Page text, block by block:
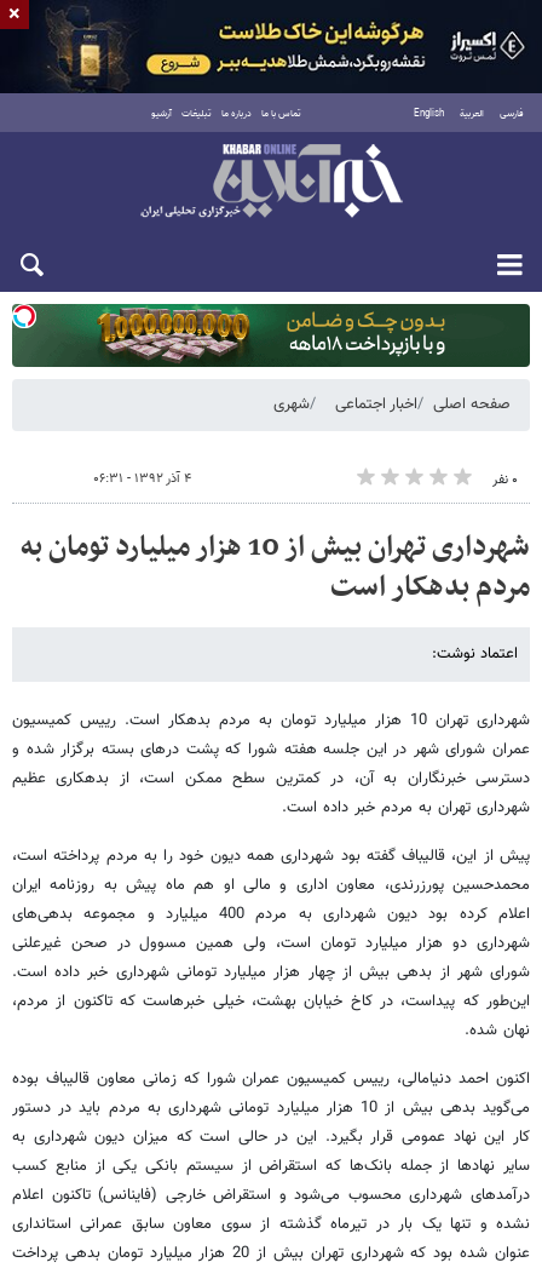
فارسی العربية English تماس با ما درباره ما تبلیغات آرشیو
یکشنبه ۱۸ مرداد ۱۴۰۵
صفحه اصلی اخبار اجتماعی شهری
۰ نفر ۴ آذر ۱۳۹۲ - ۰۶:۳۱
شهرداری تهران بیش از 10 هزار میلیارد تومان به
مردم بدهکار است
اعتماد نوشت:
شهرداری تهران 10 هزار میلیارد تومان به مردم بدهکار است. رییس کمیسیون
عمران شورای شهر در این جلسه هفته شورا که پشت درهای بسته برگزار شده و
دسترسی خبرنگاران به آن، در کمترین سطح ممکن است، از بدهکاری عظیم
شهرداری تهران به مردم خبر داده است.
پیش از این، قالیباف گفته بود شهرداری همه دیون خود را به مردم پرداخته است،
محمدحسین پورزرندی، معاون اداری و مالی او هم ماه پیش به روزنامه ایران
اعلام کرده بود دیون شهرداری به مردم 400 میلیارد و مجموعه بدهی‌های
شهرداری دو هزار میلیارد تومان است، ولی همین مسوول در صحن غیرعلنی
شورای شهر از بدهی بیش از چهار هزار میلیارد تومانی شهرداری خبر داده است.
این‌طور که پیداست، در کاخ خیابان بهشت، خیلی خبرهاست که تاکنون از مردم،
نهان شده.
اکنون احمد دنیامالی، رییس کمیسیون عمران شورا که زمانی معاون قالیباف بوده
می‌گوید بدهی بیش از 10 هزار میلیارد تومانی شهرداری به مردم باید در دستور
کار این نهاد عمومی قرار بگیرد. این در حالی است که میزان دیون شهرداری به
سایر نهادها از جمله بانک‌ها که استقراض از سیستم بانکی یکی از منابع کسب
درآمدهای شهرداری محسوب می‌شود و استقراض خارجی (فاینانس) تاکنون اعلام
نشده و تنها یک بار در تیرماه گذشته از سوی معاون سابق عمرانی استانداری
عنوان شده بود که شهرداری تهران بیش از 20 هزار میلیارد تومان بدهی پرداخت
×